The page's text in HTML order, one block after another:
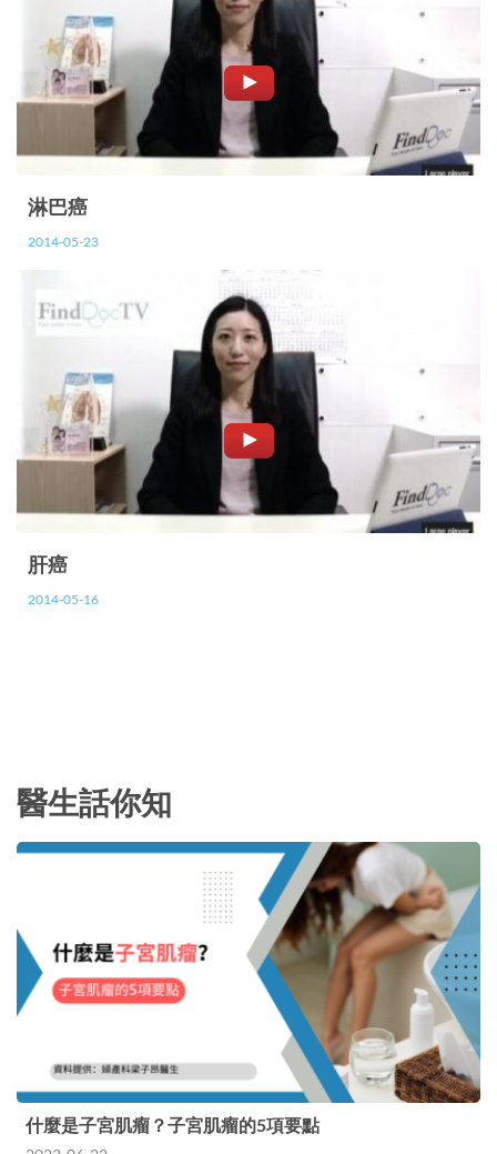
淋巴癌
2014-05-23
肝癌
2014-05-16
醫生話你知
什麼是子宮肌瘤？子宮肌瘤的5項要點